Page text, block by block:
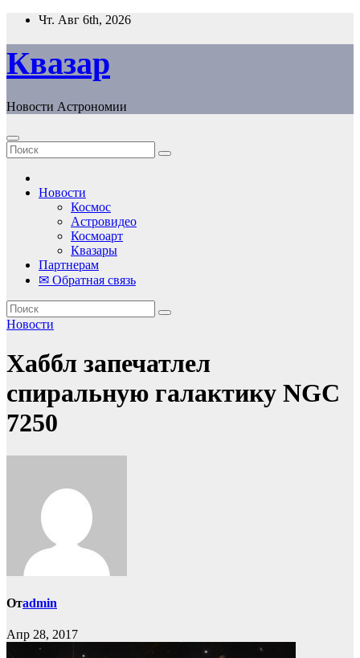
Перейти
содержанию
Чт. Авг 6th, 2026
Квазар
Новости Астрономии
Новости
Космос
Астровидео
Космоарт
Квазары
Партнерам
✉ Обратная связь
Новости
Хаббл запечатлел
спиральную галактику NGC
7250
Отadmin
Апр 28, 2017